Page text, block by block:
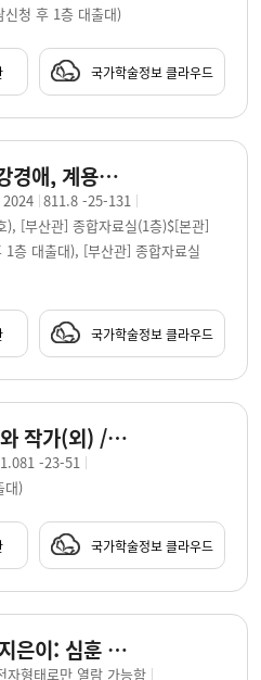
신청 후 1층 대출대)
국가학술정보 클라우드
식물의 효능 / 지은이: 강경애, 계용묵, 권태응, 김교신, 김남천, 김소월, 노자영, 마해송, 문덕수, 문일평 [외]
2024 811.8 -25-131
), [부산관] 종합자료실(1층)$[본관]
1층 대출대), [부산관] 종합자료실
국가학술정보 클라우드
김남천 작품집 : 전환기와 작가(외) / 김남천 지음 ; 채호석 책임편집
-23-51
대)
국가학술정보 클라우드
장편소설 [전자자료] / 지은이: 심훈 외 ; 엮은이: 이광일, 배홍
자형태로만 열람 가능함